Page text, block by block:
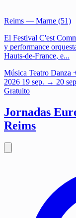
Reims — Marne (51)
El Festival C'est
y performance
Hauts-de-France, e...
Música Teatro Danza
2026 19 sep. → 20
Gratuito
Jornadas
Reims